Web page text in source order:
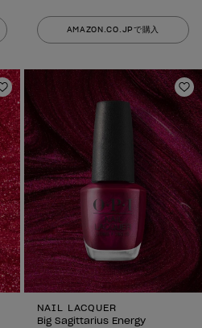
AMAZON.CO.JPで購入
ほしいものリストに追加 ほ
NAIL LACQUER
Big Sagittarius Energy